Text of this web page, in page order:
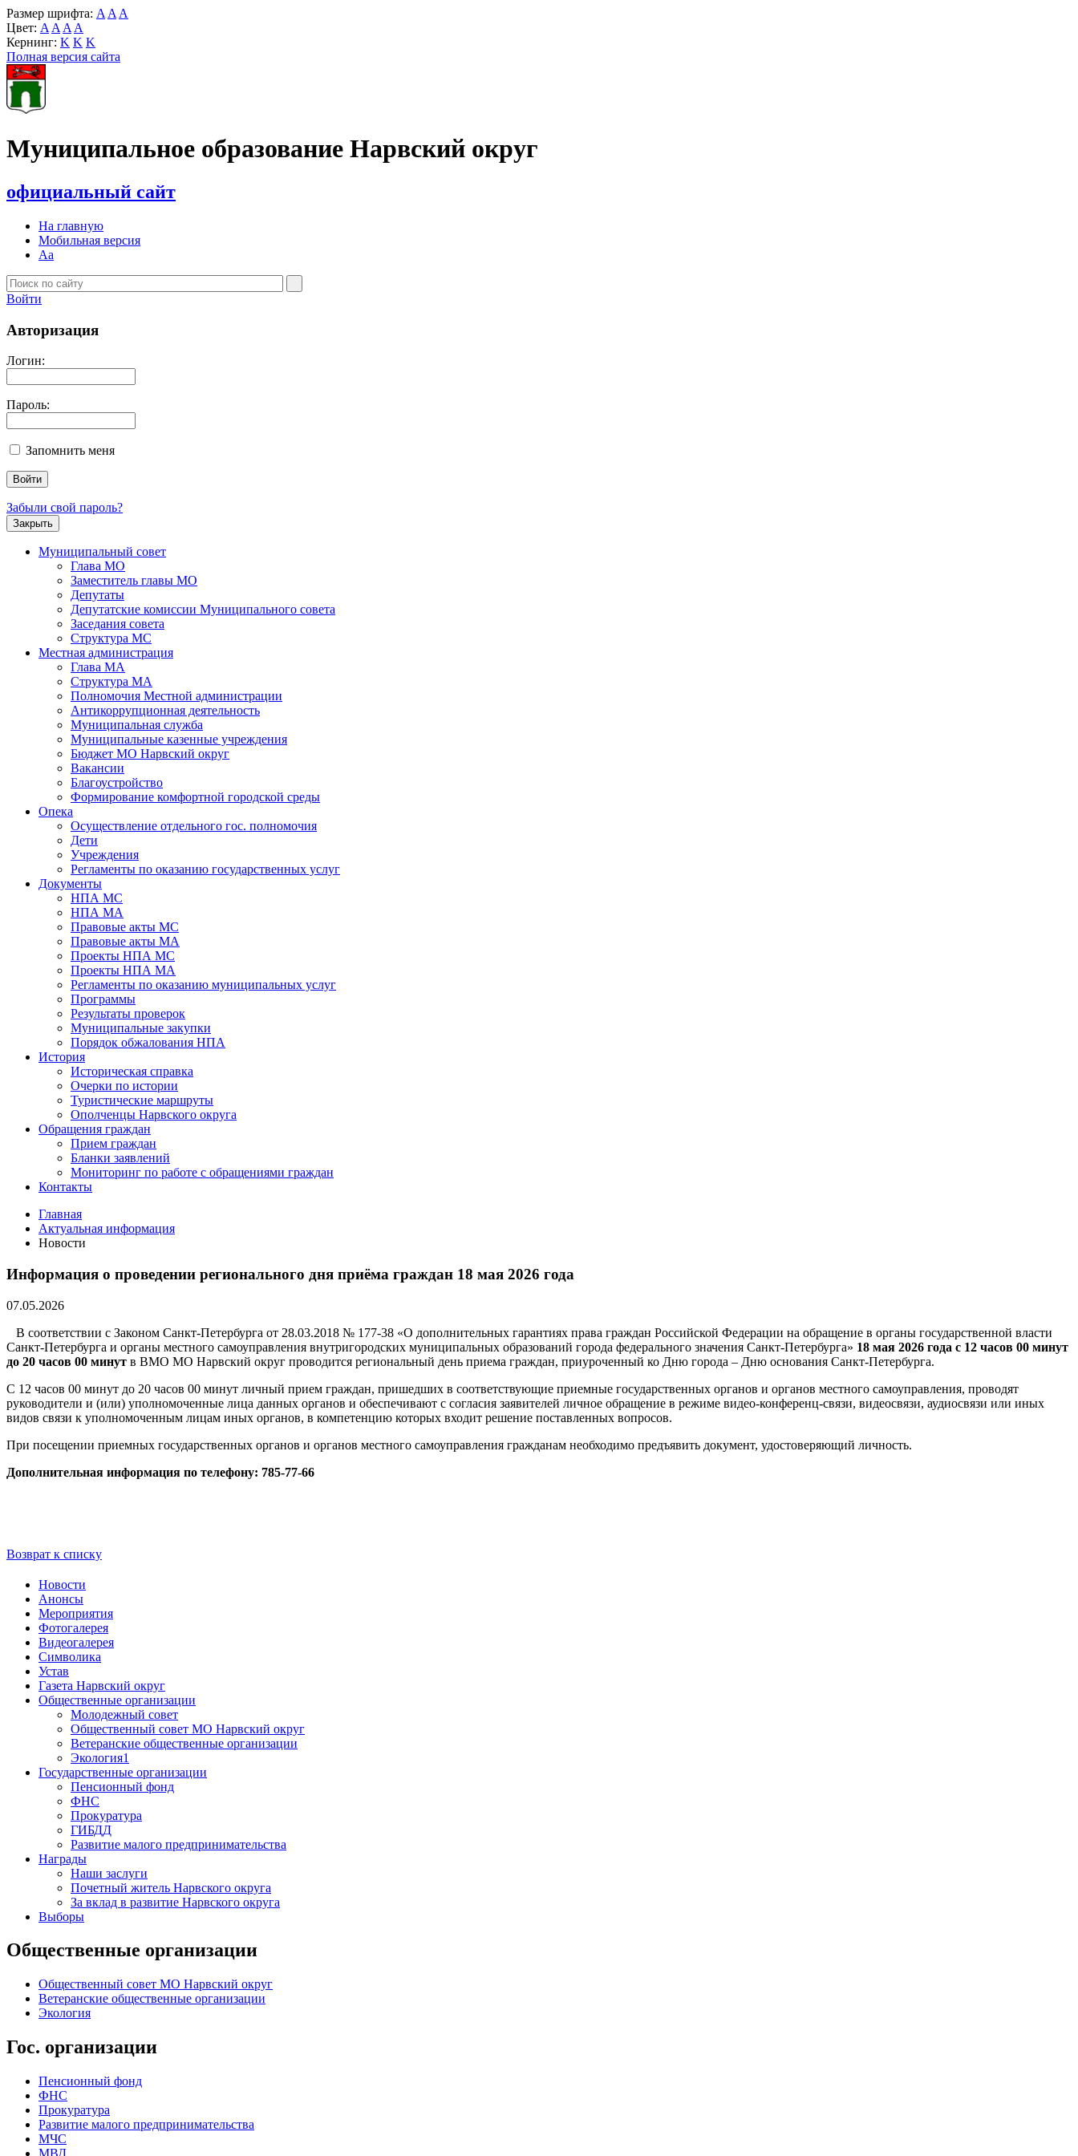
Размер шрифта: A A A
Цвет: A A A A
Кернинг: K K K
Полная версия сайта
Муниципальное образование Нарвский округ
официальный сайт
На главную
Мобильная версия
Aa
Войти
Авторизация
Логин:
Пароль:
Запомнить меня
Забыли свой пароль?
Закрыть
Муниципальный совет
Глава МО
Заместитель главы МО
Депутаты
Депутатские комиссии Муниципального совета
Заседания совета
Структура МС
Местная администрация
Глава МА
Структура МА
Полномочия Местной администрации
Антикоррупционная деятельность
Муниципальная служба
Муниципальные казенные учреждения
Бюджет МО Нарвский округ
Вакансии
Благоустройство
Формирование комфортной городской среды
Опека
Осуществление отдельного гос. полномочия
Дети
Учреждения
Регламенты по оказанию государственных услуг
Документы
НПА МС
НПА МА
Правовые акты МС
Правовые акты МА
Проекты НПА МС
Проекты НПА МА
Регламенты по оказанию муниципальных услуг
Программы
Результаты проверок
Муниципальные закупки
Порядок обжалования НПА
История
Историческая справка
Очерки по истории
Туристические маршруты
Ополченцы Нарвского округа
Обращения граждан
Прием граждан
Бланки заявлений
Мониторинг по работе с обращениями граждан
Контакты
Главная
Актуальная информация
Новости
Информация о проведении регионального дня приёма граждан 18 мая 2026 года
07.05.2026
В соответствии с Законом Санкт-Петербурга от 28.03.2018 № 177-38 «О дополнительных гарантиях права граждан Российской Федерации на обращение в органы государственной власти
Санкт-Петербурга и органы местного самоуправления внутригородских муниципальных образований города федерального значения Санкт-Петербурга» 18 мая 2026 года с 12 часов 00 минут
до 20 часов 00 минут в ВМО МО Нарвский округ проводится региональный день приема граждан, приуроченный ко Дню города – Дню основания Санкт-Петербурга.
С 12 часов 00 минут до 20 часов 00 минут личный прием граждан, пришедших в соответствующие приемные государственных органов и органов местного самоуправления, проводят
руководители и (или) уполномоченные лица данных органов и обеспечивают с согласия заявителей личное обращение в режиме видео-конференц-связи, видеосвязи, аудиосвязи или иных
видов связи к уполномоченным лицам иных органов, в компетенцию которых входит решение поставленных вопросов.
При посещении приемных государственных органов и органов местного самоуправления гражданам необходимо предъявить документ, удостоверяющий личность.
Дополнительная информация по телефону: 785-77-66
Возврат к списку
Новости
Анонсы
Мероприятия
Фотогалерея
Видеогалерея
Символика
Устав
Газета Нарвский округ
Общественные организации
Молодежный совет
Общественный совет МО Нарвский округ
Ветеранские общественные организации
Экология1
Государственные организации
Пенсионный фонд
ФНС
Прокуратура
ГИБДД
Развитие малого предпринимательства
Награды
Наши заслуги
Почетный житель Нарвского округа
За вклад в развитие Нарвского округа
Выборы
Общественные организации
Общественный совет МО Нарвский округ
Ветеранские общественные организации
Экология
Гос. организации
Пенсионный фонд
ФНС
Прокуратура
Развитие малого предпринимательства
МЧС